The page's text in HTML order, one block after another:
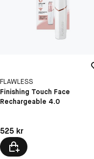
FLAWLESS
Finishing Touch Face
Rechargeable 4.0
Pris: 525 kr
525 kr